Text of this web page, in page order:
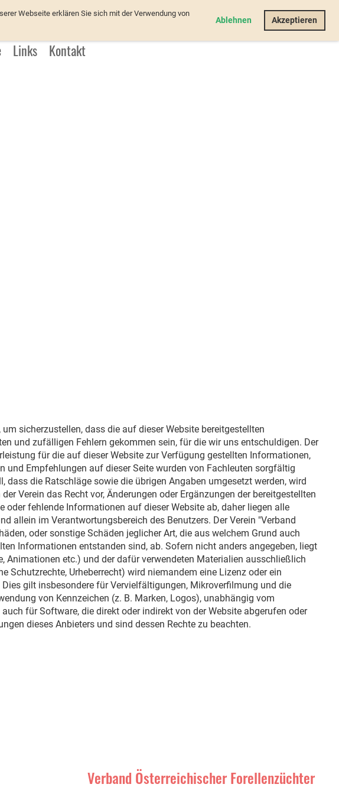
Webseite erklären Sie sich mit der Verwendung von
Ablehnen AkzeptierenLogin
Links Kontakt
sicherzustellen, dass die auf dieser Website bereitgestellten
und zufälligen Fehlern gekommen sein, für die wir uns entschuldigen. Der
für die auf dieser Website zur Verfügung gestellten Informationen,
und Empfehlungen auf dieser Seite wurden von Fachleuten sorgfältig
die Ratschläge sowie die übrigen Angaben umgesetzt werden, wird
Verein das Recht vor, Änderungen oder Ergänzungen der bereitgestellten
fehlende Informationen auf dieser Website ab, daher liegen alle
allein im Verantwortungsbereich des Benutzers. Der Verein "Verband
oder sonstige Schäden jeglicher Art, die aus welchem Grund auch
Informationen entstanden sind, ab. Sofern nicht anders angegeben, liegt
Animationen etc.) und der dafür verwendeten Materialien ausschließlich
Schutzrechte, Urheberrecht) wird niemandem eine Lizenz oder ein
gilt insbesondere für Vervielfältigungen, Mikroverfilmung und die
von Kennzeichen (z. B. Marken, Logos), unabhängig vom
für Software, die direkt oder indirekt von der Website abgerufen oder
dieses Anbieters und sind dessen Rechte zu beachten.
Verband Österreichischer Forellenzüchter